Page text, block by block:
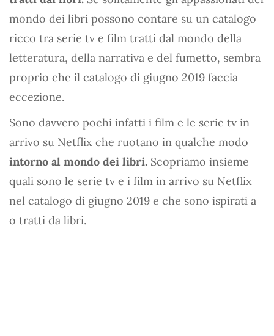
mondo dei libri possono contare su un catalogo
ricco tra serie tv e film tratti dal mondo della
letteratura, della narrativa e del fumetto, sembra
proprio che il catalogo di giugno 2019 faccia
eccezione.
Sono davvero pochi infatti i film e le serie tv in
arrivo su Netflix che ruotano in qualche modo
intorno al mondo dei libri. Scopriamo insieme
quali sono le serie tv e i film in arrivo su Netflix
nel catalogo di giugno 2019 e che sono ispirati a
o tratti da libri.